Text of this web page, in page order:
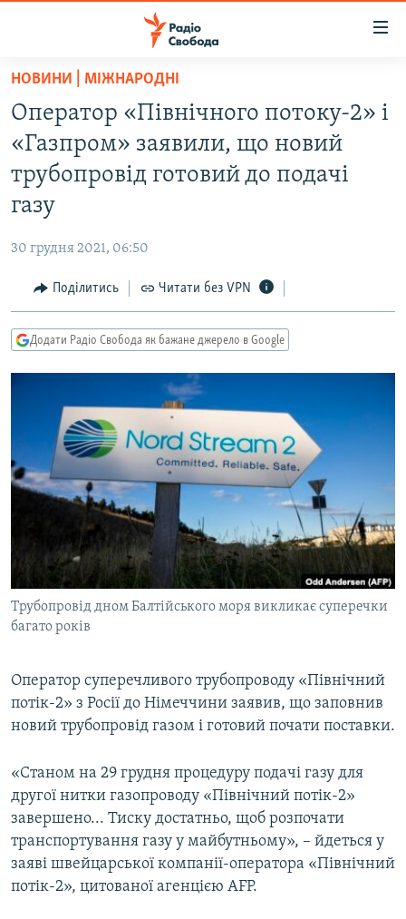
Перейти
основного
матеріалу
Перейти
до
основної
Перейти
пошуку
ВСЕ ЗА ДОБУ
СТАТТІ
СУСПІЛЬСТВО
КУЛЬТУРА
СПОРТ
ДОНБАС.РЕАЛІЇ
КРИМ.РЕАЛІЇ
ТИ ЯК?
МУЛЬТИМЕДІА
ФОТО
СПЕЦПРОЄКТИ
ПОДКАСТИ
КРИМ РЕАЛІЇ
РУС
УКР
ДОЛУЧАЙСЯ!
Усі сайти RFE/RL
НОВИНИ | МІЖНАРОДНІ
Оператор «Північного потоку-2» і
«Газпром» заявили, що новий
трубопровід готовий до подачі
газу
30 грудня 2021, 06:50
Поділитись Читати без VPN
Додати Радіо Свобода як бажане джерело в Google
Трубопровід дном Балтійського моря викликає суперечки
багато років
Оператор суперечливого трубопроводу «Північний
потік-2» з Росії до Німеччини заявив, що заповнив
новий трубопровід газом і готовий почати поставки.
«Станом на 29 грудня процедуру подачі газу для
другої нитки газопроводу «Північний потік-2»
завершено... Тиску достатньо, щоб розпочати
транспортування газу у майбутньому», – йдеться у
заяві швейцарської компанії-оператора «Північний
потік-2», цитованої агенцією AFP.